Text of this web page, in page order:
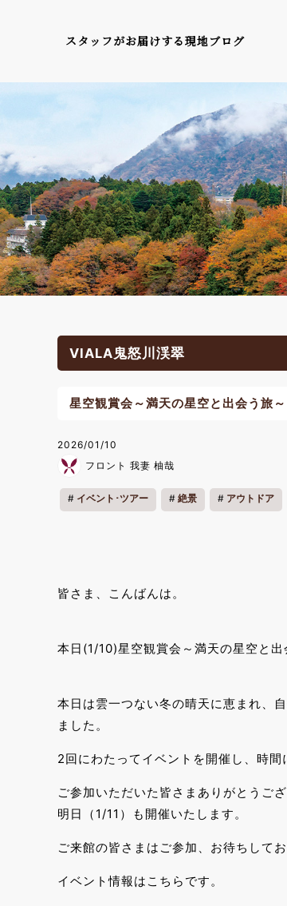
スタッフがお届けする現地ブログ
VIALA鬼怒川渓翠
星空観賞会～満天の星空と出会う旅～
2026/01/10
フロント 我妻 柚哉
イベント･ツアー 絶景 アウトドア
皆さま、こんばんは。
本日(1/10)星空観賞会～満天の星空と出
本日は雲一つない冬の晴天に恵まれ、
ました。
2回にわたってイベントを開催し、時間
ご参加いただいた皆さまありがとうござ
明日（1/11）も開催いたします。
ご来館の皆さまはご参加、お待ちしてお
イベント情報はこちらです。